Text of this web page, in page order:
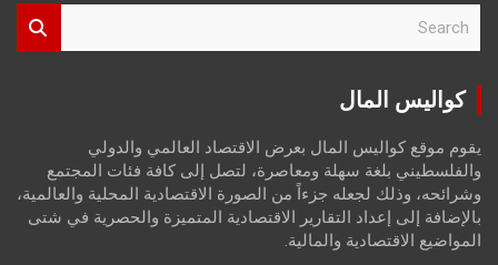
r
كواليس المال
يقوم موقع كواليس المال بعرض الاقتصاد العالمي والدولي
والفلسطيني بلغة سهلة ومعاصرة، لتصل إلى كافة فئات المجتمع
وشرائحه، وذلك لجعله جزءاً من الصورة الاقتصادية المحلية والعالمية،
بالإضافة إلى إعداد التقارير الاقتصادية المتميزة والحصرية في شتى
المواضيع الاقتصادية والمالية.